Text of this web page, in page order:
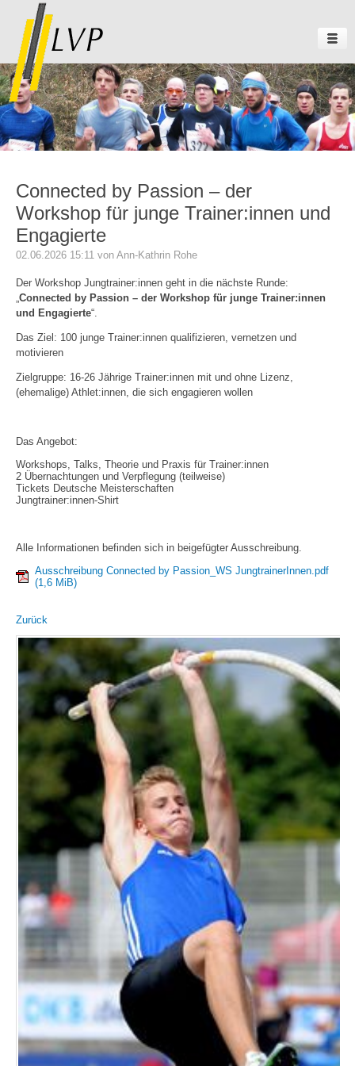
Connected by Passion – der
Workshop für junge Trainer:innen und
Engagierte
02.06.2026 15:11von Ann-Kathrin Rohe
Der Workshop Jungtrainer:innen geht in die nächste Runde:
„Connected by Passion – der Workshop für junge Trainer:innen
und Engagierte“.
Das Ziel: 100 junge Trainer:innen qualifizieren, vernetzen und
motivieren
Zielgruppe: 16-26 Jährige Trainer:innen mit und ohne Lizenz,
(ehemalige) Athlet:innen, die sich engagieren wollen
Das Angebot:
Workshops, Talks, Theorie und Praxis für Trainer:innen
2 Übernachtungen und Verpflegung (teilweise)
Tickets Deutsche Meisterschaften
Jungtrainer:innen-Shirt
Alle Informationen befinden sich in beigefügter Ausschreibung.
Ausschreibung Connected by Passion_WS JungtrainerInnen.pdf
(1,6 MiB)
Zurück